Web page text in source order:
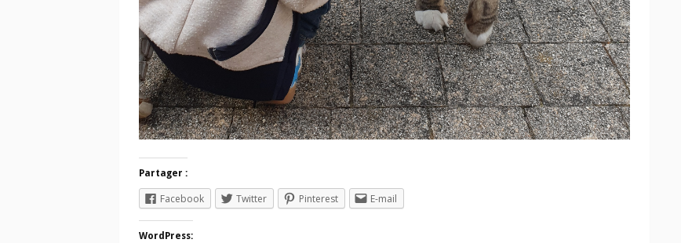
Partager :
Facebook Twitter Pinterest E-mail
WordPress: